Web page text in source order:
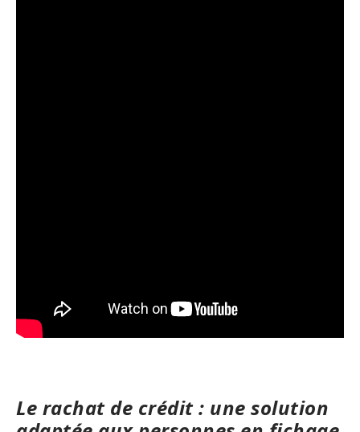
Le rachat de crédit : une solution